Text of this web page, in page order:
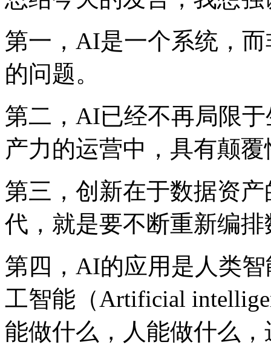
第一，AI是一个系统
的问题。
第二，AI已经不再局限
产力的运营中，具有颠
第三，创新在于数据
代，就是要不断重新编
第四，AI的应用是人类
工智能（Artificial
能做什么，人能做什么